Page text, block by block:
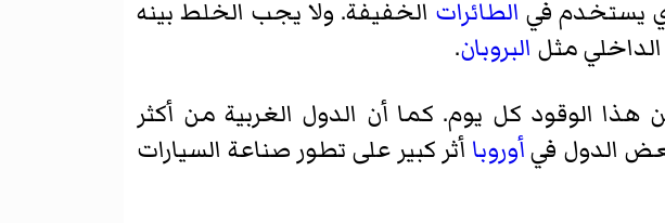
يستخدم في الطائرات الخفيفة. ولا يجب الخلط بينه
مثل البروبان.
هذا الوقود كل يوم. كما أن الدول الغربية من أكثر
الدول فيأوروبا أثر كبير على تطور صناعة السيارات